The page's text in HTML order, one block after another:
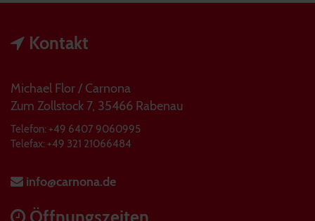
Kontakt
Michael Flor / Carnona
Zum Zollstock 7, 35466 Rabenau
Telefon: +49 6407 9060995
Telefax: +49 321 21066484
info@carnona.de
Öffnungszeiten